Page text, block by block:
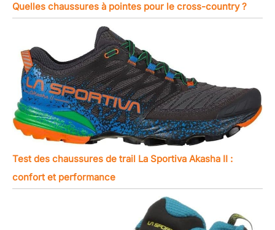
Quelles chaussures à pointes pour le cross-country ?
Test des chaussures de trail La Sportiva Akasha II :
confort et performance